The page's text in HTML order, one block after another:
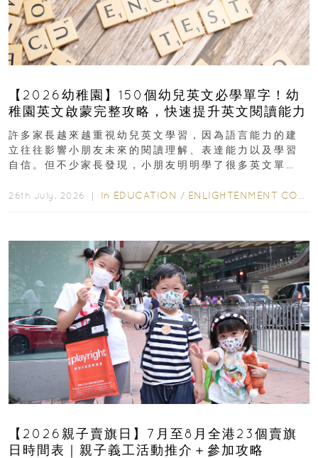
【2026幼稚園】150個幼兒英文必學單字！幼
稚園英文啟蒙完整攻略，快速提升英文閱讀能力
許多家長越來越重視幼兒英文學習，因為語言能力的建
立往往影響小朋友未來的閱讀理解、表達能力以及學習
自信。但不少家長發現，小朋友明明學了很多英文單
26th July, 2026 ｜ In EDUCATION / ENLIGHTENMENT CORNER
【2026親子賣旗日】7月至8月全港23個賣旗
日時間表｜親子義工活動推介＋參加攻略